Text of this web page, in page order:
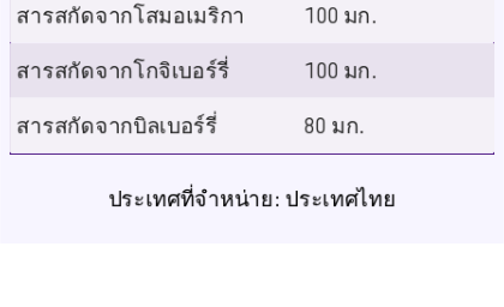
สารสกัดจากโสมอเมริกา 100 มก.
สารสกัดจากโกจิเบอร์รี่ 100 มก.
สารสกัดจากบิลเบอร์รี่ 80 มก.
ประเทศที่จำหน่าย: ประเทศไทย